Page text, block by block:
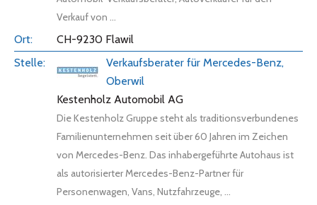
Verkauf von ...
CH-9230 Flawil
Verkaufsberater für Mercedes-Benz,
Oberwil
Kestenholz Automobil AG
Die Kestenholz Gruppe steht als traditionsverbundenes
Familienunternehmen seit über 60 Jahren im Zeichen
von Mercedes-Benz. Das inhabergeführte Autohaus ist
als autorisierter Mercedes-Benz-Partner für
Personenwagen, Vans, Nutzfahrzeuge, ...